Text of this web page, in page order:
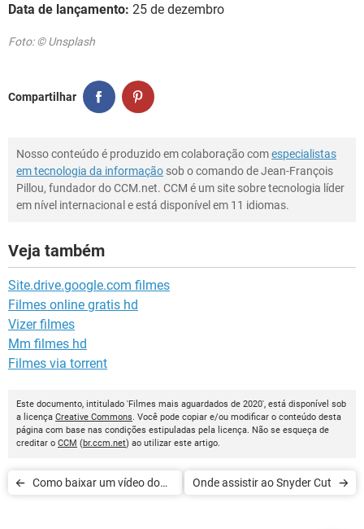
Data de lançamento: 25 de dezembro
Foto: © Unsplash
Compartilhar
Nosso conteúdo é produzido em colaboração comespecialistas
em tecnologia da informação sob o comando de Jean-François
Pillou, fundador do CCM.net. CCM é um site sobre tecnologia líder
em nível internacional e está disponível em 11 idiomas.
Veja também
Site.drive.google.com filmes
Filmes online gratis hd
Vizer filmes
Mm filmes hd
Filmes via torrent
Este documento, intitulado 'Filmes mais aguardados de 2020', está disponível sob
a licença Creative Commons. Você pode copiar e/ou modificar o conteúdo desta
página com base nas condições estipuladas pela licença. Não se esqueça de
creditar o CCM (br.ccm.net) ao utilizar este artigo.
Como baixar um vídeo do
Onde assistir ao Snyder Cut